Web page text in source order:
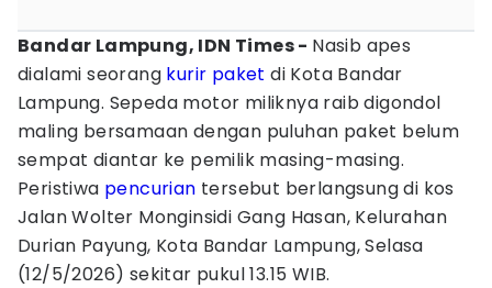
Bandar Lampung, IDN Times - Nasib apes
dialami seorang kurir paket di Kota Bandar
Lampung. Sepeda motor miliknya raib digondol
maling bersamaan dengan puluhan paket belum
sempat diantar ke pemilik masing-masing.
Peristiwa pencurian tersebut berlangsung di kos
Jalan Wolter Monginsidi Gang Hasan, Kelurahan
Durian Payung, Kota Bandar Lampung, Selasa
(12/5/2026) sekitar pukul 13.15 WIB.